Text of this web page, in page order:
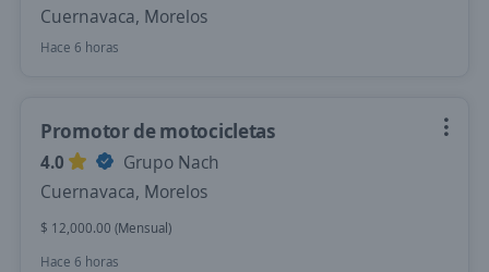
Cuernavaca, Morelos
Hace 6 horas
Promotor de motocicletas
4.0
Grupo Nach
Cuernavaca, Morelos
$ 12,000.00 (Mensual)
Hace 6 horas